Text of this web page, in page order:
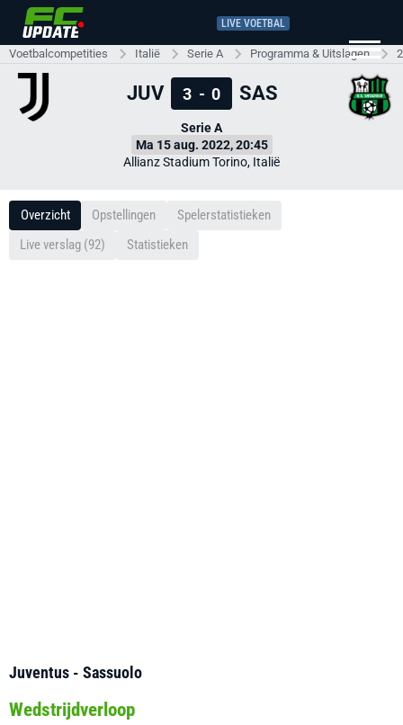
LIVE VOETBAL
Voetbalcompetities Italië Serie A Programma & Uitslagen
JUV 3 - 0 SAS
Serie A
Ma 15 aug. 2022, 20:45
Allianz Stadium Torino, Italië
Overzicht Opstellingen
Spelerstatistieken
Live verslag (92)
Statistieken
Juventus - Sassuolo
Wedstrijdverloop